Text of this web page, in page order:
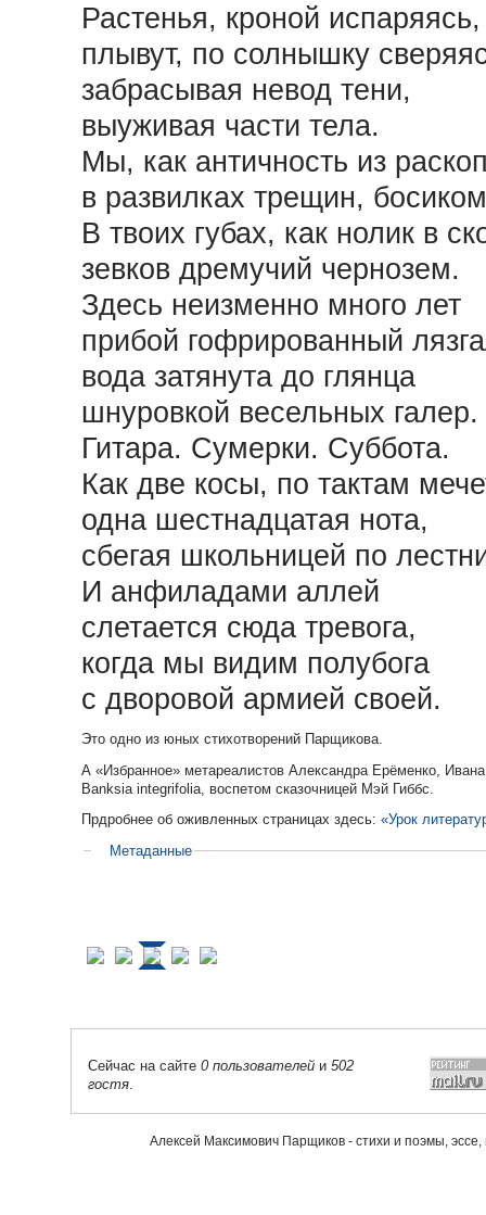
Растенья, кроной испаряясь,
плывут, по солнышку
забрасывая невод тени,
выуживая части тела.
Мы, как античность из
в развилках трещин,
В твоих губах, как нолик в
зевков дремучий чернозем.
Здесь неизменно много лет
прибой гофрированный
вода затянута до глянца
шнуровкой весельных галер.
Гитара. Сумерки. Суббота.
Как две косы, по тактам
одна шестнадцатая нота,
сбегая школьницей по
И анфиладами аллей
слетается сюда тревога,
когда мы видим полубога
с дворовой армией своей.
Это одно из юных стихотворений Парщикова.
А «Избранное» метареалистов Александра Ерёменко,
Banksia integrifolia, воспетом сказочницей Мэй Гиббс.
Прдробнее об оживленных страницах здесь: «Урок
Метаданные
Сейчас на сайте 0 пользователей и 502
гостя
Алексей Максимович Парщиков - стихи и поэмы,